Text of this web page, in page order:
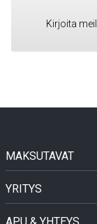
Kirjoita
MAKSUTAVAT
YRITYS